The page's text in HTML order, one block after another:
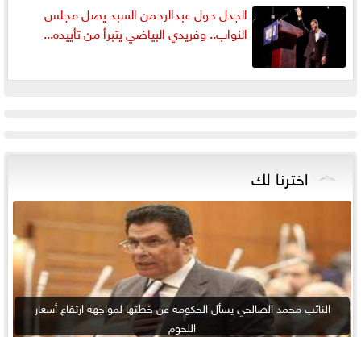
الجدل حول عبدالرحمن السبد يصل مجلس
النواب.. وفريدي البياضي يتبرأ من تأييده...
اخترنا لك
النائب محمد الصالحي يسأل الحكومة عن خطتها لمواجهة ارتفاع أسعار
اللحوم